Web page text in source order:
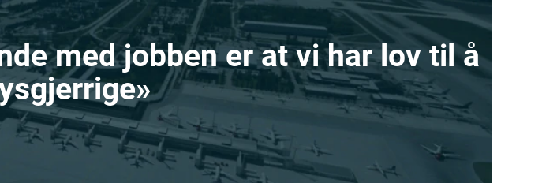
med jobben er at vi har lov til å